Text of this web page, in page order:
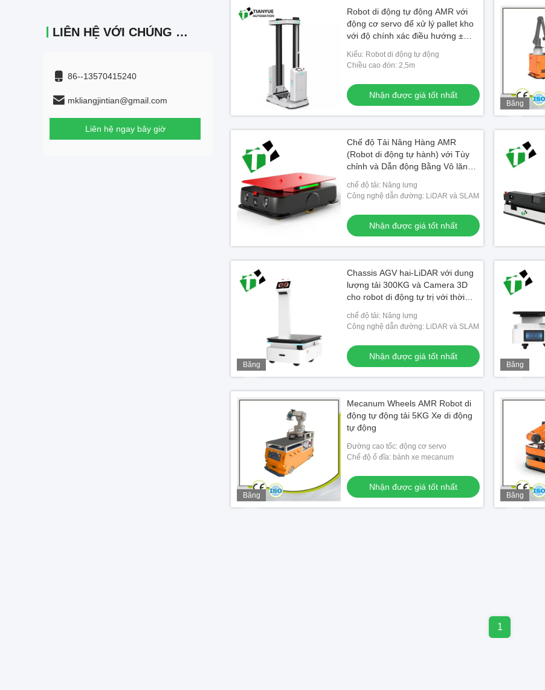
LIÊN HỆ VỚI CHÚNG TÔI
86--13570415240
mkliangjintian@gmail.com
Liên hệ ngay bây giờ
Robot di động tự động AMR với
động cơ servo để xử lý pallet kho
với độ chính xác điều hướng ±
Kiểu: Robot di động tự động
Chiều cao đón: 2,5m
Nhận được giá tốt nhất
Băng
hình
Chế độ Tải Nâng Hàng AMR
(Robot di động tự hành) với Tùy
chỉnh và Dẫn động Bằng Vô lăng
chế độ tải: Nâng lưng
Công nghệ dẫn đường: LiDAR và SLAM
Nhận được giá tốt nhất
Băng
hình
Chassis AGV hai-LiDAR với dung
lượng tải 300KG và Camera 3D
cho robot di động tự trị với thời
chế độ tải: Nâng lưng
Công nghệ dẫn đường: LiDAR và SLAM
Nhận được giá tốt nhất
Băng
hình
Băng
hình
Mecanum Wheels AMR Robot di
động tự động tải 5KG Xe di động
tự động
Đường cao tốc: động cơ servo
Chế độ ổ đĩa: bánh xe mecanum
Nhận được giá tốt nhất
Băng
hình
1